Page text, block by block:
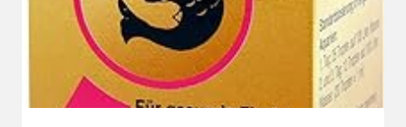
BAKTERIELLE
INFEKTION
SCHLEIM…